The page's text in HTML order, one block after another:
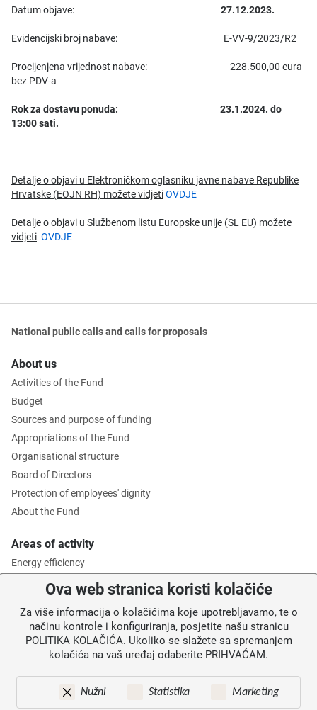
Datum objave: 27.12.2023.
Evidencijski broj nabave: E-VV-9/2023/R2
Procijenjena vrijednost nabave: 228.500,00 eura
bez PDV-a
Rok za dostavu ponuda: 23.1.2024. do
13:00 sati.
Detalje o objavi u Elektroničkom oglasniku javne nabave Republike
Hrvatske (EOJN RH) možete vidjetiOVDJE
Detalje o objavi u Službenom listu Europske unije (SL EU) možete
vidjeti OVDJE
National public calls and calls for proposals
About us
Activities of the Fund
Budget
Sources and purpose of funding
Appropriations of the Fund
Organisational structure
Board of Directors
Protection of employees' dignity
About the Fund
Areas of activity
Energy efficiency
Environmental protection
Intermediate Body level 2
Information for users
Annoucements
Site map
Ova web stranica koristi kolačiće
Za više informacija o kolačićima koje upotrebljavamo, te o
načinu kontrole i konfiguriranja, posjetite našu stranicu
POLITIKA KOLAČIĆA. Ukoliko se slažete sa spremanjem
kolačića na vaš uređaj odaberite PRIHVAĆAM.
Nužni Statistika Marketing